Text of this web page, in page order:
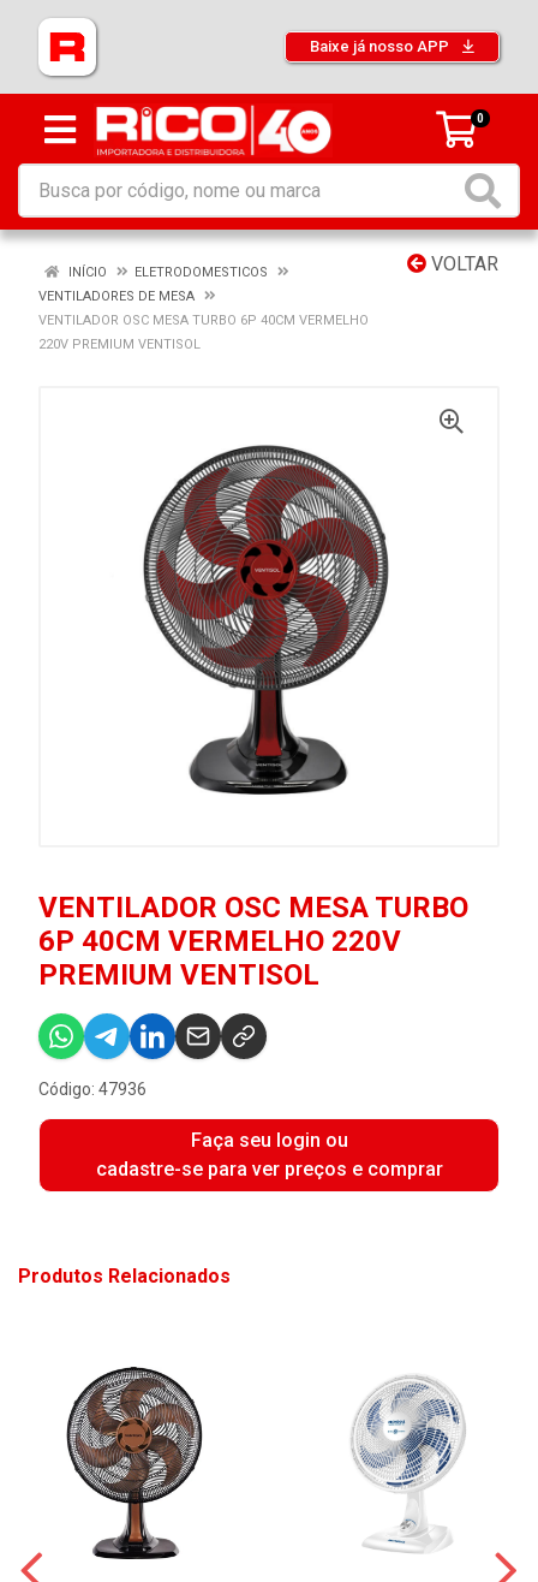
Baixe já nosso APP
0
VOLTAR
INÍCIO
ELETRODOMESTICOS
VENTILADORES DE MESA
VENTILADOR OSC MESA TURBO 6P 40CM VERMELHO
220V PREMIUM VENTISOL
VENTILADOR OSC MESA TURBO
6P 40CM VERMELHO 220V
PREMIUM VENTISOL
Código: 47936
Faça seu login ou
cadastre-se para ver preços e comprar
Produtos Relacionados